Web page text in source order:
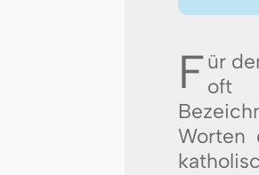
Für
oft
Worten